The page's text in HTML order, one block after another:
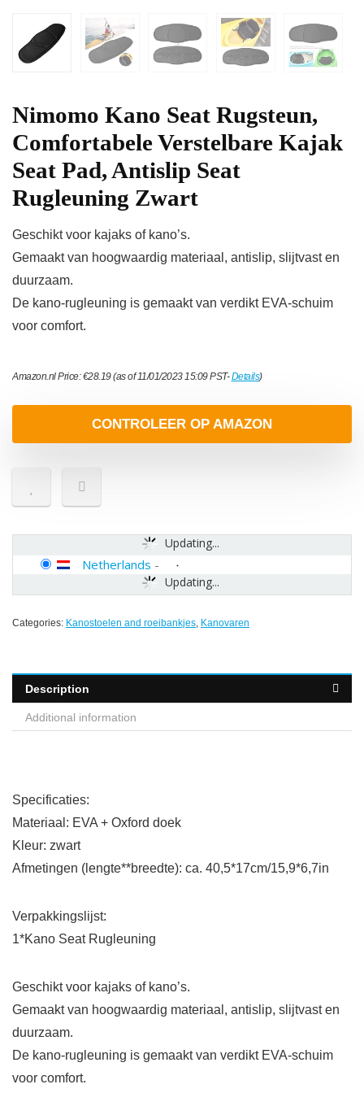
Nimomo Kano Seat Rugsteun,
Comfortabele Verstelbare Kajak
Seat Pad, Antislip Seat
Rugleuning Zwart
Geschikt voor kajaks of kano’s.
Gemaakt van hoogwaardig materiaal, antislip, slijtvast en
duurzaam.
De kano-rugleuning is gemaakt van verdikt EVA-schuim
voor comfort.
Amazon.nl Price:€28.19(as of 11/01/2023 15:09 PST-Details)
CONTROLEER OP AMAZON
Updating...
Updating...
Netherlands -
Categories: Kanostoelen and roeibankjes, Kanovaren
Description
Additional information
Specificaties:
Materiaal: EVA + Oxford doek
Kleur: zwart
Afmetingen (lengte**breedte): ca. 40,5*17cm/15,9*6,7in
Verpakkingslijst:
1*Kano Seat Rugleuning
Geschikt voor kajaks of kano’s.
Gemaakt van hoogwaardig materiaal, antislip, slijtvast en
duurzaam.
De kano-rugleuning is gemaakt van verdikt EVA-schuim
voor comfort.